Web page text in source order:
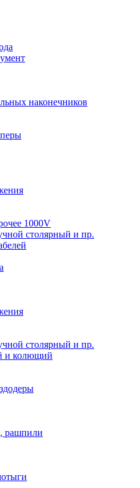
наконечников
1000V
столярный и пр.
столярный и пр.
и колющий
рашпили